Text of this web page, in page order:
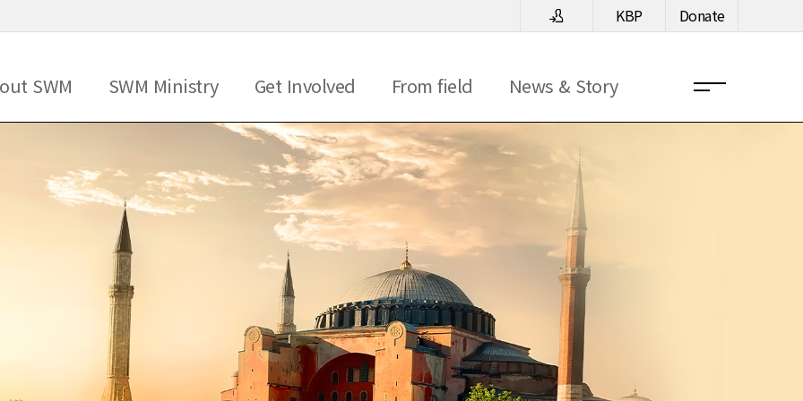
KBP Donate
SWM SWM Ministry Get Involved From field News & Story